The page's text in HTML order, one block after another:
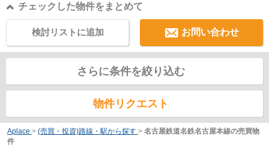
チェックした物件をまとめて
お問い合わせ
検討リストに追加
さらに条件を絞り込む
物件リクエスト
Aplace > (売買・投資)路線・駅から探す > 名古屋鉄道名鉄名古屋本線の売買物
件